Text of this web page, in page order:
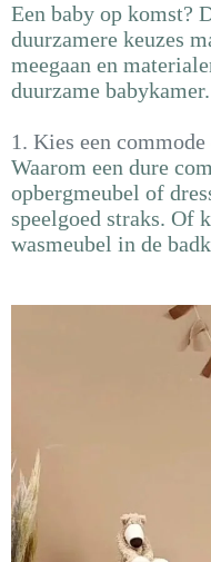
Een baby op komst?
duurzamere keuzes
meegaan en
duurzame babykamer.
1. Kies een
Waarom een dure
opbergmeubel of
speelgoed straks. Of
wasmeubel in de